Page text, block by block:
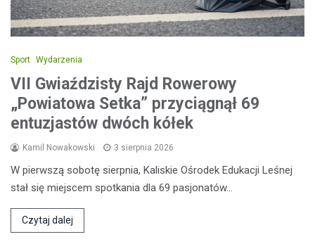
Sport Wydarzenia
VII Gwiaździsty Rajd Rowerowy
„Powiatowa Setka” przyciągnął 69
entuzjastów dwóch kółek
Kamil Nowakowski 3 sierpnia 2026
W pierwszą sobotę sierpnia, Kaliskie Ośrodek Edukacji Leśnej
stał się miejscem spotkania dla 69 pasjonatów…
Czytaj dalej